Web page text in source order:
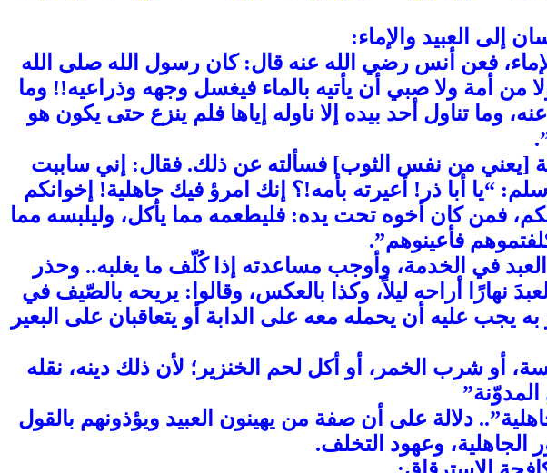
إلى العبيد والإماء:
فعن أنس رضي الله عنه قال: كان رسول الله صلى الله
أمة ولا صبي أن يأتيه بالماء فيغسل وجهه وذراعيه!! وما
تناول أحد بيده إلا ناوله إياها فلم ينزع حتى يكون هو
[يعني من نفس الثوب] فسألته عن ذلك. فقال: إني ساببت
“يا أبا ذر! أعيرته بأمه!؟ إنك امرؤ فيك جاهلية! إخوانكم
فمن كان أخوه تحت يده: فليطعمه مما يأكل، وليلبسه مما
فأعينوهم”.
العبد في الخدمة، وأوجب مساعدته إذا كُلّف ما يغلبه.. وحذر
نهارًا أراحه ليلاً، وكذا بالعكس، وقالوا: يريحه بالصّيف في
عليه أن يحمله معه على الدابة أو يتعاقبان على البعير
أو شرب الخمر، أو أكل لحم الخنزير؛ لأن ذلك دينه، نقله
دلالة على أن صفة من يهينون العبيد ويؤذونهم بالقول
وعهود التخلف.